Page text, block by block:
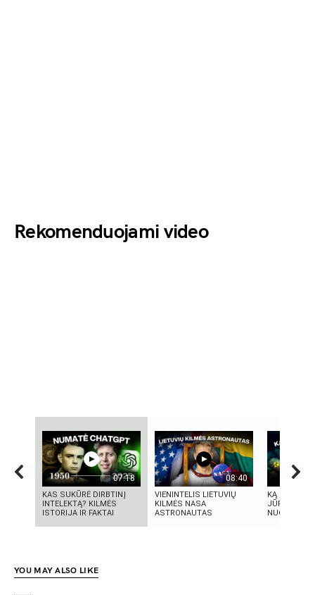
Rekomenduojami video
07:18
KAS SUKŪRĖ DIRBTINĮ
INTELEKTĄ? KILMĖS
ISTORIJA IR FAKTAI
08:40
VIENINTELIS LIETUVIŲ
KILMĖS NASA
ASTRONAUTAS
KĄ SLEPIA
JŪRA? 5
YOU MAY ALSO LIKE